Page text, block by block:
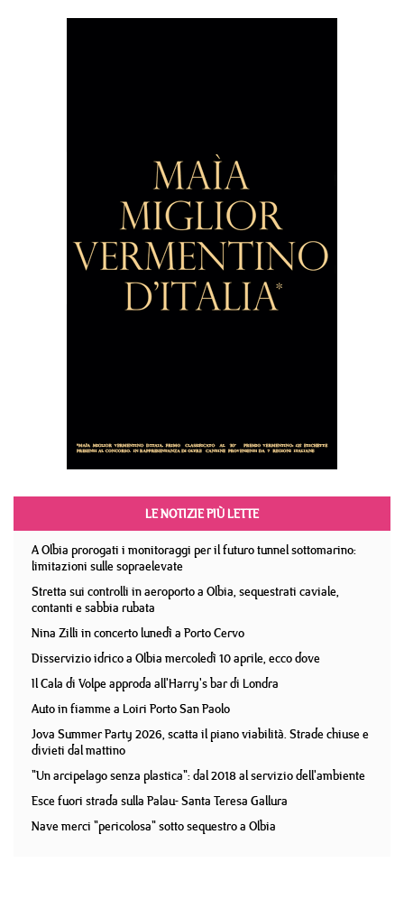
LE NOTIZIE PIÙ LETTE
A Olbia prorogati i monitoraggi per il futuro tunnel sottomarino:
limitazioni sulle sopraelevate
Stretta sui controlli in aeroporto a Olbia, sequestrati caviale,
contanti e sabbia rubata
Nina Zilli in concerto lunedì a Porto Cervo
Disservizio idrico a Olbia mercoledì 10 aprile, ecco dove
Il Cala di Volpe approda all'Harry's bar di Londra
Auto in fiamme a Loiri Porto San Paolo
Jova Summer Party 2026, scatta il piano viabilità. Strade chiuse e
divieti dal mattino
"Un arcipelago senza plastica": dal 2018 al servizio dell'ambiente
Esce fuori strada sulla Palau- Santa Teresa Gallura
Nave merci "pericolosa" sotto sequestro a Olbia